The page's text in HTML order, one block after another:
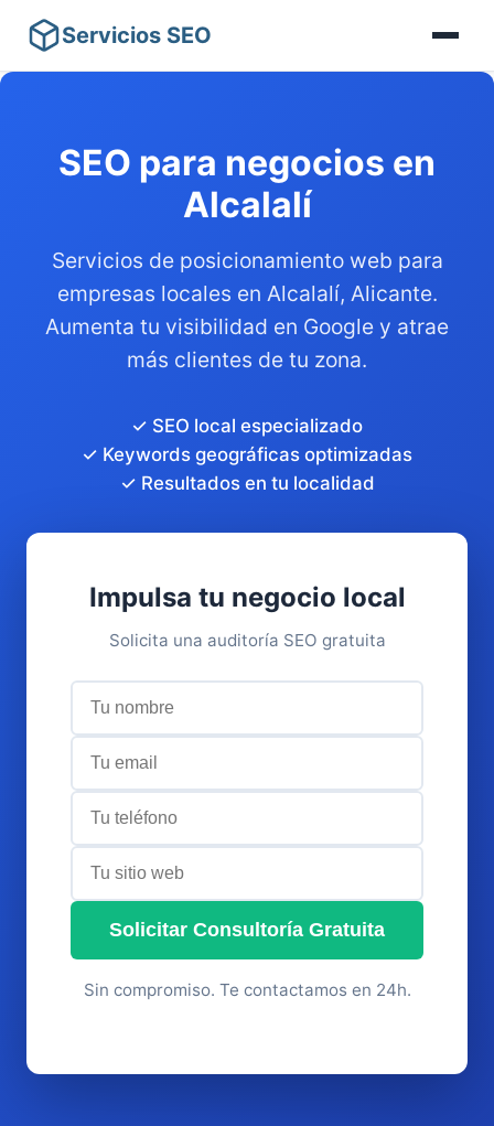
Servicios SEO
SEO para negocios en
Alcalalí
Servicios de posicionamiento web para
empresas locales en Alcalalí, Alicante.
Aumenta tu visibilidad en Google y atrae
más clientes de tu zona.
✓ SEO local especializado
✓ Keywords geográficas optimizadas
✓ Resultados en tu localidad
Impulsa tu negocio local
Solicita una auditoría SEO gratuita
Solicitar Consultoría Gratuita
Sin compromiso. Te contactamos en 24h.